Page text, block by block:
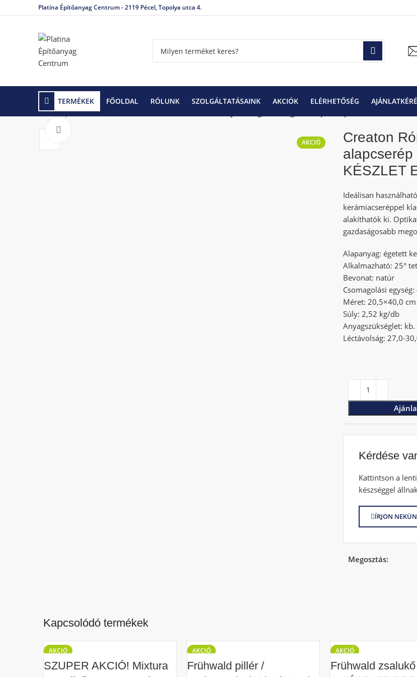
Platina Építőanyag Centrum - 2119 Pécel, Topolya utca 4.
TERMÉKEK FŐOLDAL RÓLUNK SZOLGÁLTATÁSAINK AKCIÓK ELÉRHETŐSÉG
Kezdőlap Leértékelt termékek
AKCIÓ
Creaton
alapcserép
KÉSZLET
Ideálisan
kerámiacseréppel
alakíthatók ki.
gazdaságosabb
Alapanyag: égetett
Alkalmazható: 25°
Bevonat: natúr
Csomagolási egység:
Méret: 20,5×40,0
Súly: 2,52 kg/db
Anyagszükséglet:
Léctávolság: 27,0-
Kérdése
Kattintson a lenti
készséggel
ÍRJON
Megosztás:
Kapcsolódó termékek
AKCIÓ
SZUPER AKCIÓ! Mixtura
AKCIÓ
Frühwald pillér /
AKCIÓ
Frühwald